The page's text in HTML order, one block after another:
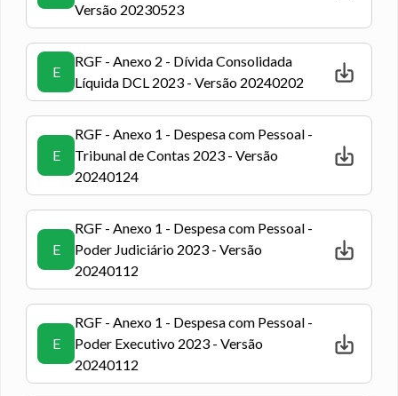
Versão 20230523
E
RGF - Anexo 2 - Dívida Consolidada
Líquida DCL 2023 - Versão 20240202
E
RGF - Anexo 1 - Despesa com Pessoal -
Tribunal de Contas 2023 - Versão
20240124
E
RGF - Anexo 1 - Despesa com Pessoal -
Poder Judiciário 2023 - Versão
20240112
E
RGF - Anexo 1 - Despesa com Pessoal -
Poder Executivo 2023 - Versão
20240112